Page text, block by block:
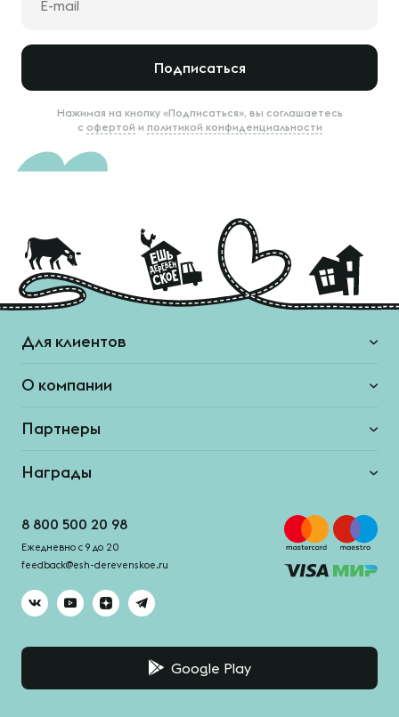
Подписаться
Нажимая на кнопку «Подписаться», вы соглашаетесь
с офертой и политикой конфиденциальности
Для клиентов
О компании
Партнеры
Награды
8 800 500 20 98
Ежедневно с 9 до 20
feedback@esh-derevenskoe.ru
Google Play